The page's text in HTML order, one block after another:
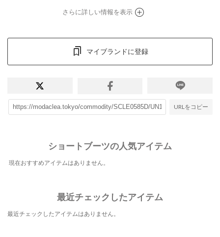
さらに詳しい情報を表示
マイブランドに登録
URLをコピー
ショートブーツの人気アイテム
現在おすすめアイテムはありません。
最近チェックしたアイテム
最近チェックしたアイテムはありません。